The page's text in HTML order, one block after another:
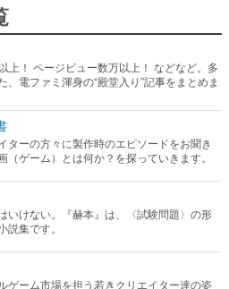
上！ ページビュー数万以上！ などなど。多
、電ファミ渾身の“殿堂入り”記事をまとめま
ターの方々に製作時のエピソードをお聞き
（ゲーム）とは何か？を探っていきます。
いけない。『赫本』は、〈試験問題〉の形
説集です。
ゲーム市場を担う若きクリエイター達の姿